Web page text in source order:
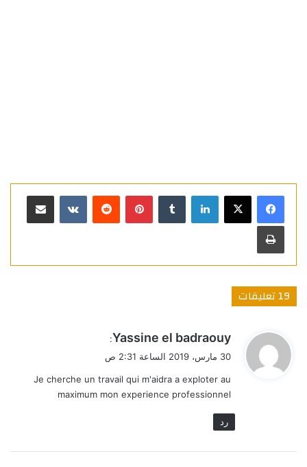
لينكدإن بينتيريست مشاركة عبر البريد
طباعة
‫19 تعليقات
ي
ل
Yassine el badraouy
:
30 مارس، 2019 الساعة 2:31 ص
Je cherche un travail qui m'aidra a exploter au
maximum mon experience professionnel
رد